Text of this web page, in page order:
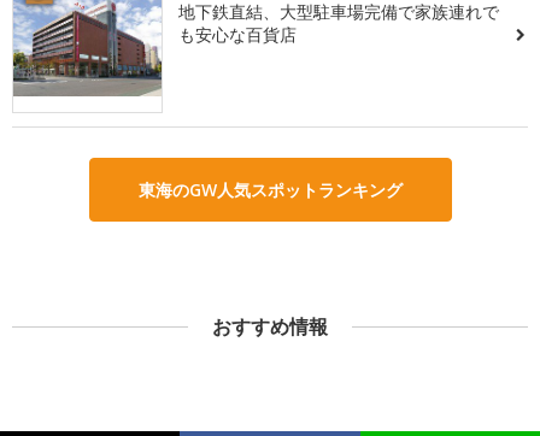
地下鉄直結、大型駐車場完備で家族連れで
も安心な百貨店
東海のGW人気スポットランキング
おすすめ情報